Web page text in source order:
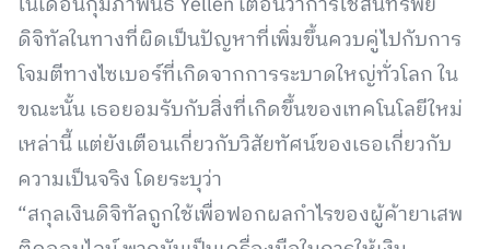
ดิจิทัลในทางที่ผิดเป็นปัญหาที่เพิ่มขึ้นควบคู่ไปกับการ
โจมตีทางไซเบอร์ที่เกิดจากการระบาดใหญ่ทั่วโลก ใน
ขณะนั้น เธอยอมรับกับสิ่งที่เกิดขึ้นของเทคโนโลยีใหม่
เหล่านี้ แต่ยังเตือนเกี่ยวกับวิสัยทัศน์ของเธอเกี่ยวกับ
ความเป็นจริง โดยระบุว่า
“สกุลเงินดิจิทัลถูกใช้เพื่อฟอกผลกำไรของผู้ค้ายาเสพ